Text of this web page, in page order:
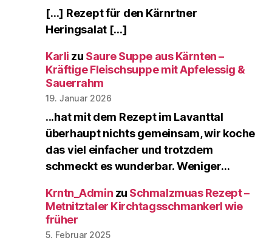
[…] Rezept für den Kärnrtner
Heringsalat […]
Karli zu Saure Suppe aus Kärnten –
Kräftige Fleischsuppe mit Apfelessig &
Sauerrahm
19. Januar 2026
...hat mit dem Rezept im Lavanttal
überhaupt nichts gemeinsam, wir koche
das viel einfacher und trotzdem
schmeckt es wunderbar. Weniger…
Krntn_Admin zu Schmalzmuas Rezept –
Metnitztaler Kirchtagsschmankerl wie
früher
5. Februar 2025